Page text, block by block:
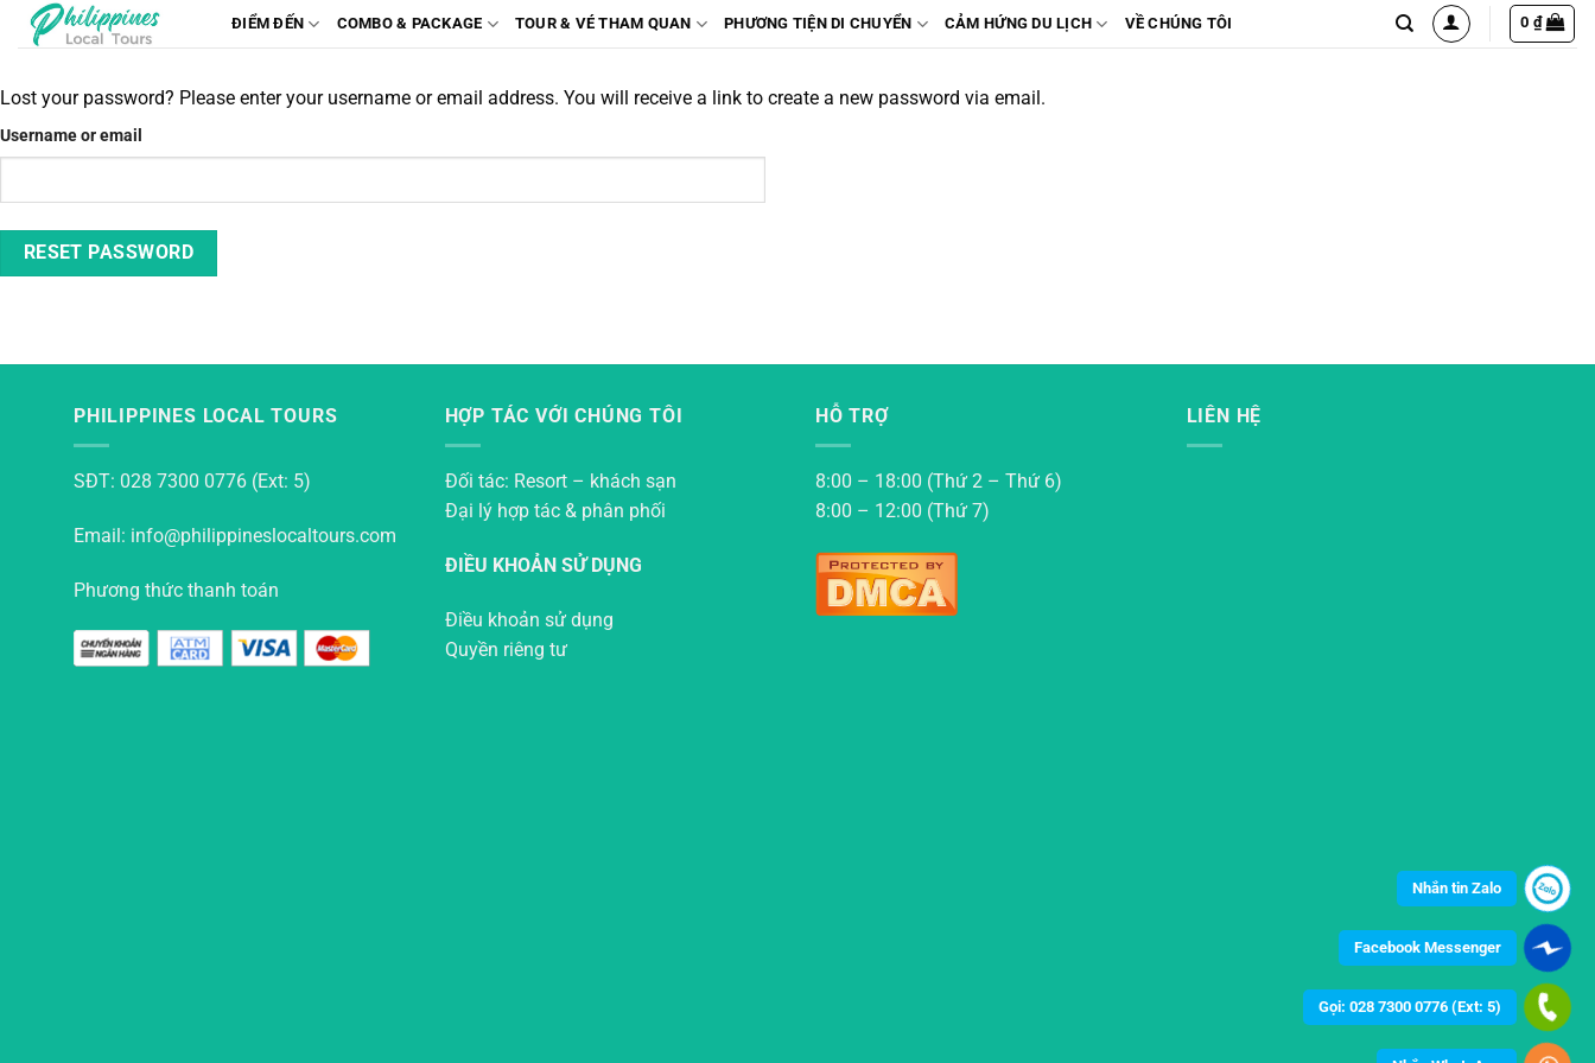
Chuyển
đến
dung
ĐIỂM ĐẾN COMBO & PACKAGE TOUR & VÉ THAM QUAN PHƯƠNG TIỆN DI CHUYỂN CẢM HỨNG DU LỊCH VỀ CHÚNG TÔI 0 ₫
Lost your password? Please enter your username or email address. You will receive a link to create a new password via email.
Username or email
RESET PASSWORD
PHILIPPINES LOCAL TOURS
SĐT: 028 7300 0776 (Ext: 5)
Email: info@philippineslocaltours.com
Phương thức thanh toán
HỢP TÁC VỚI CHÚNG TÔI
Đối tác: Resort – khách sạn
Đại lý hợp tác & phân phối
ĐIỀU KHOẢN SỬ DỤNG
Điều khoản sử dụng
Quyền riêng tư
HỖ TRỢ
8:00 – 18:00 (Thứ 2 – Thứ 6)
8:00 – 12:00 (Thứ 7)
LIÊN HỆ
Nhắn tin Zalo
Facebook Messenger
Gọi: 028 7300 0776 (Ext: 5)